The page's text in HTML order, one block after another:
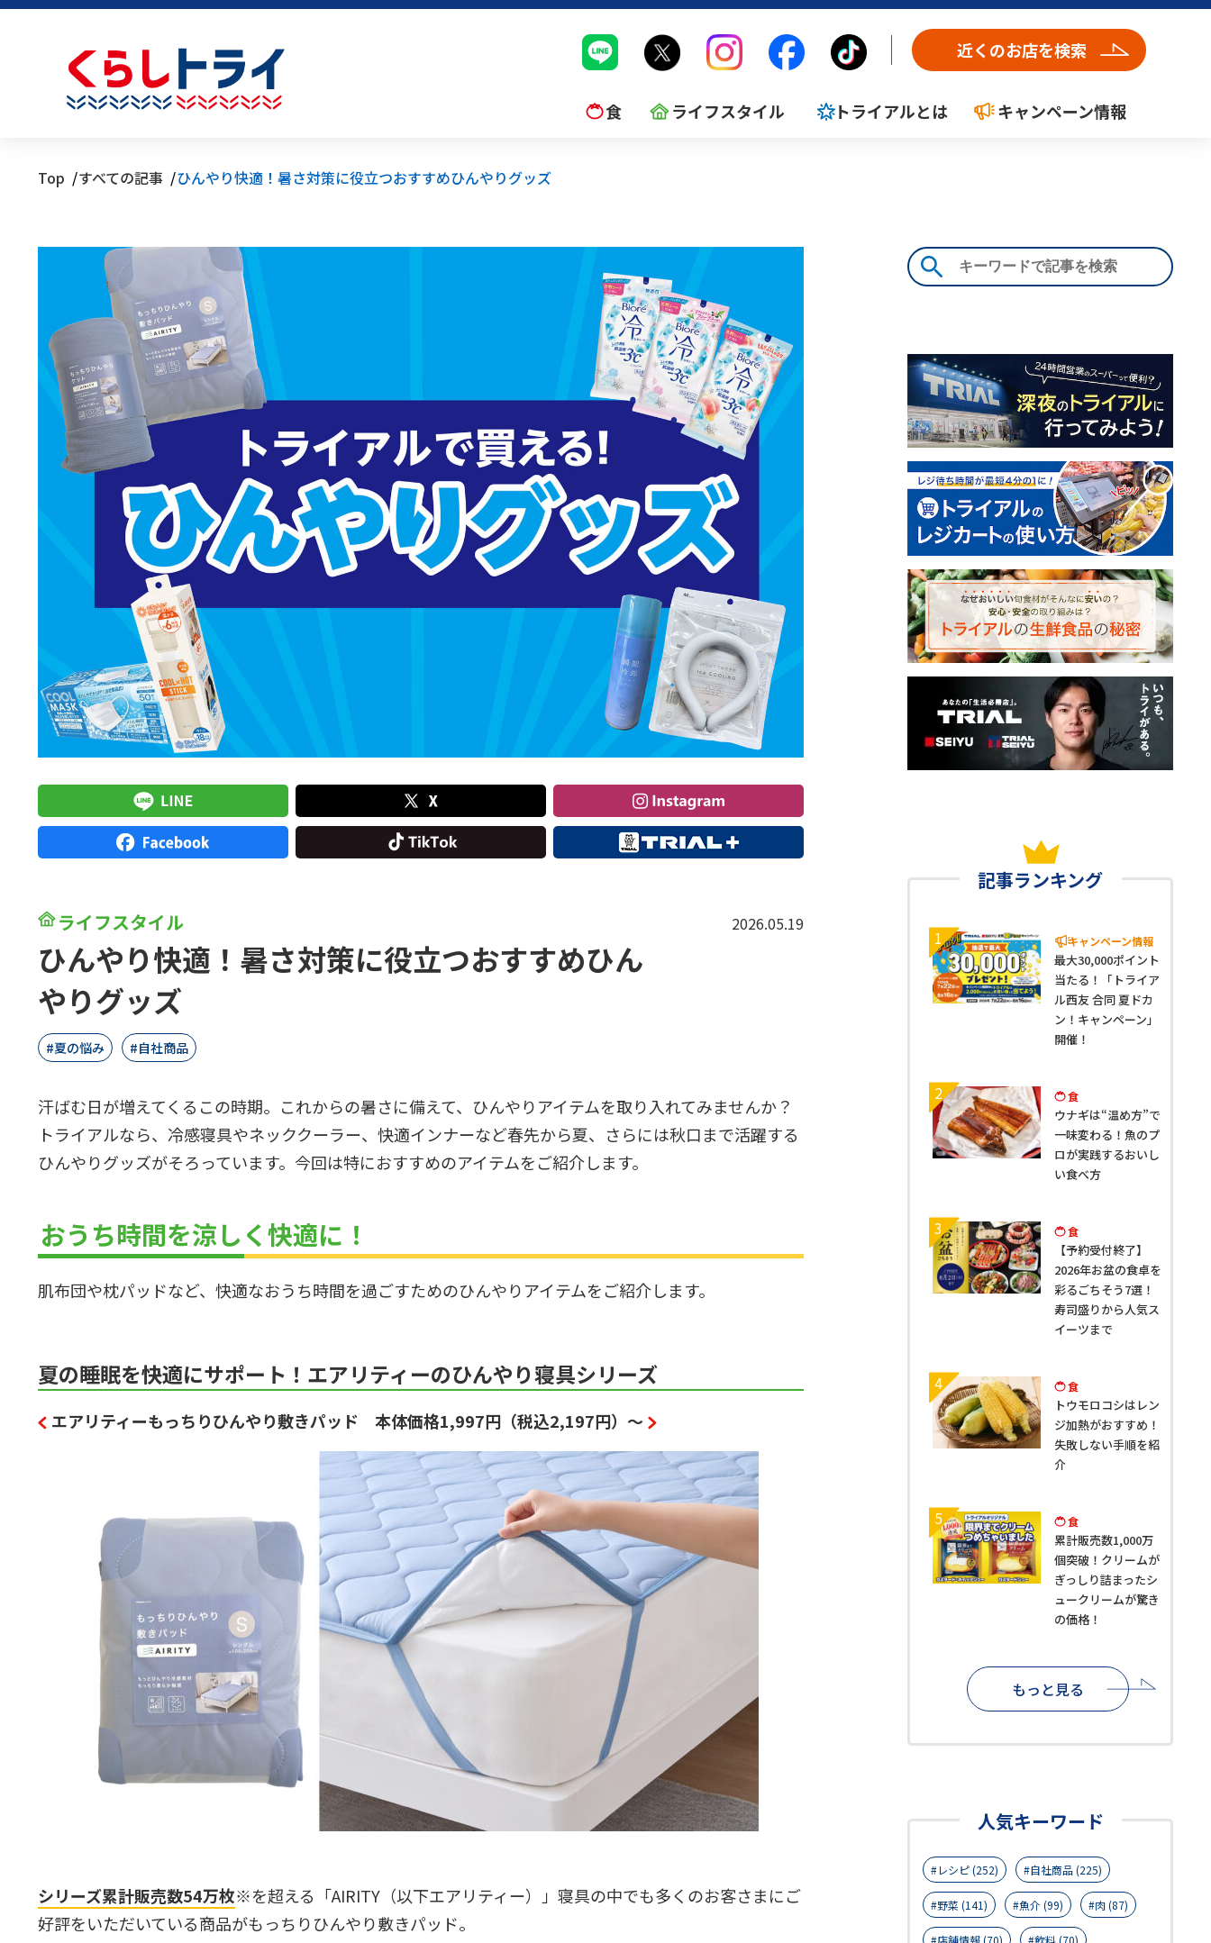
近くのお店を検索
食 ライフスタイル トライアルとは キャンペーン情報
Top すべての記事 ひんやり快適！暑さ対策に役立つおすすめひんやりグッズ
ライフスタイル 2026.05.19
ひんやり快適！暑さ対策に役立つおすすめひん
やりグッズ
夏の悩み 自社商品
汗ばむ日が増えてくるこの時期。これからの暑さに備えて、ひんやりアイテムを取り入れてみませんか？
トライアルなら、冷感寝具やネッククーラー、快適インナーなど春先から夏、さらには秋口まで活躍する
ひんやりグッズがそろっています。今回は特におすすめのアイテムをご紹介します。
おうち時間を涼しく快適に！
肌布団や枕パッドなど、快適なおうち時間を過ごすためのひんやりアイテムをご紹介します。
夏の睡眠を快適にサポート！エアリティーのひんやり寝具シリーズ
エアリティーもっちりひんやり敷きパッド 本体価格1,997円（税込2,197円）～
シリーズ累計販売数54万枚※を超える「AIRITY（以下エアリティー）」寝具の中でも多くのお客さまにご
好評をいただいている商品がもっちりひんやり敷きパッド。
記事ランキング
1 キャンペーン情報
最大30,000ポイント
当たる！「トライア
ル西友 合同 夏ドカ
ン！キャンペーン」
開催！
2 食
ウナギは“温め方”で
一味変わる！魚のプ
ロが実践するおいし
い食べ方
3 食
【予約受付終了】
2026年お盆の食卓を
彩るごちそう7選！
寿司盛りから人気ス
イーツまで
4 食
トウモロコシはレン
ジ加熱がおすすめ！
失敗しない手順を紹
介
5 食
累計販売数1,000万
個突破！クリームが
ぎっしり詰まったシ
ュークリームが驚き
の価格！
もっと見る
人気キーワード
レシピ (252) 自社商品 (225)
野菜 (141) 魚介 (99) 肉 (87)